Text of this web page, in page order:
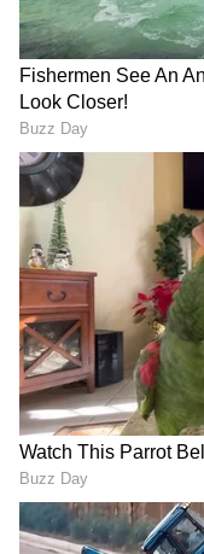
ಕೇತುವಿನ ಈ
ಜನರು ತಮ್ಮ
ಆರೋಗ್ಯ
ಸಾಧ್ಯವಾದಷ್ಟು
ಸಂಬಂಧಗಳಲ್ಲಿ
ನೀವು
ಸಮಯದಲ್ಲಿ ನಿಮ್ಮ
ಕೋಪಗೊಳ್ಳಬಹುದು.
ಸಹೋದ್ಯೋಗಿಯೊಂದಿಗೆ